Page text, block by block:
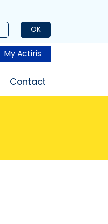
OK
My Actiris
Contact